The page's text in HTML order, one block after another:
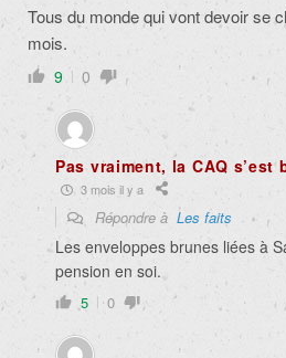
Tous du monde qui vont devoir se
mois.
9 0
Pas vraiment, la CAQ s’est
3 mois il y a
Répondre à Les faits
Les enveloppes brunes liées à
pension en soi.
5 0